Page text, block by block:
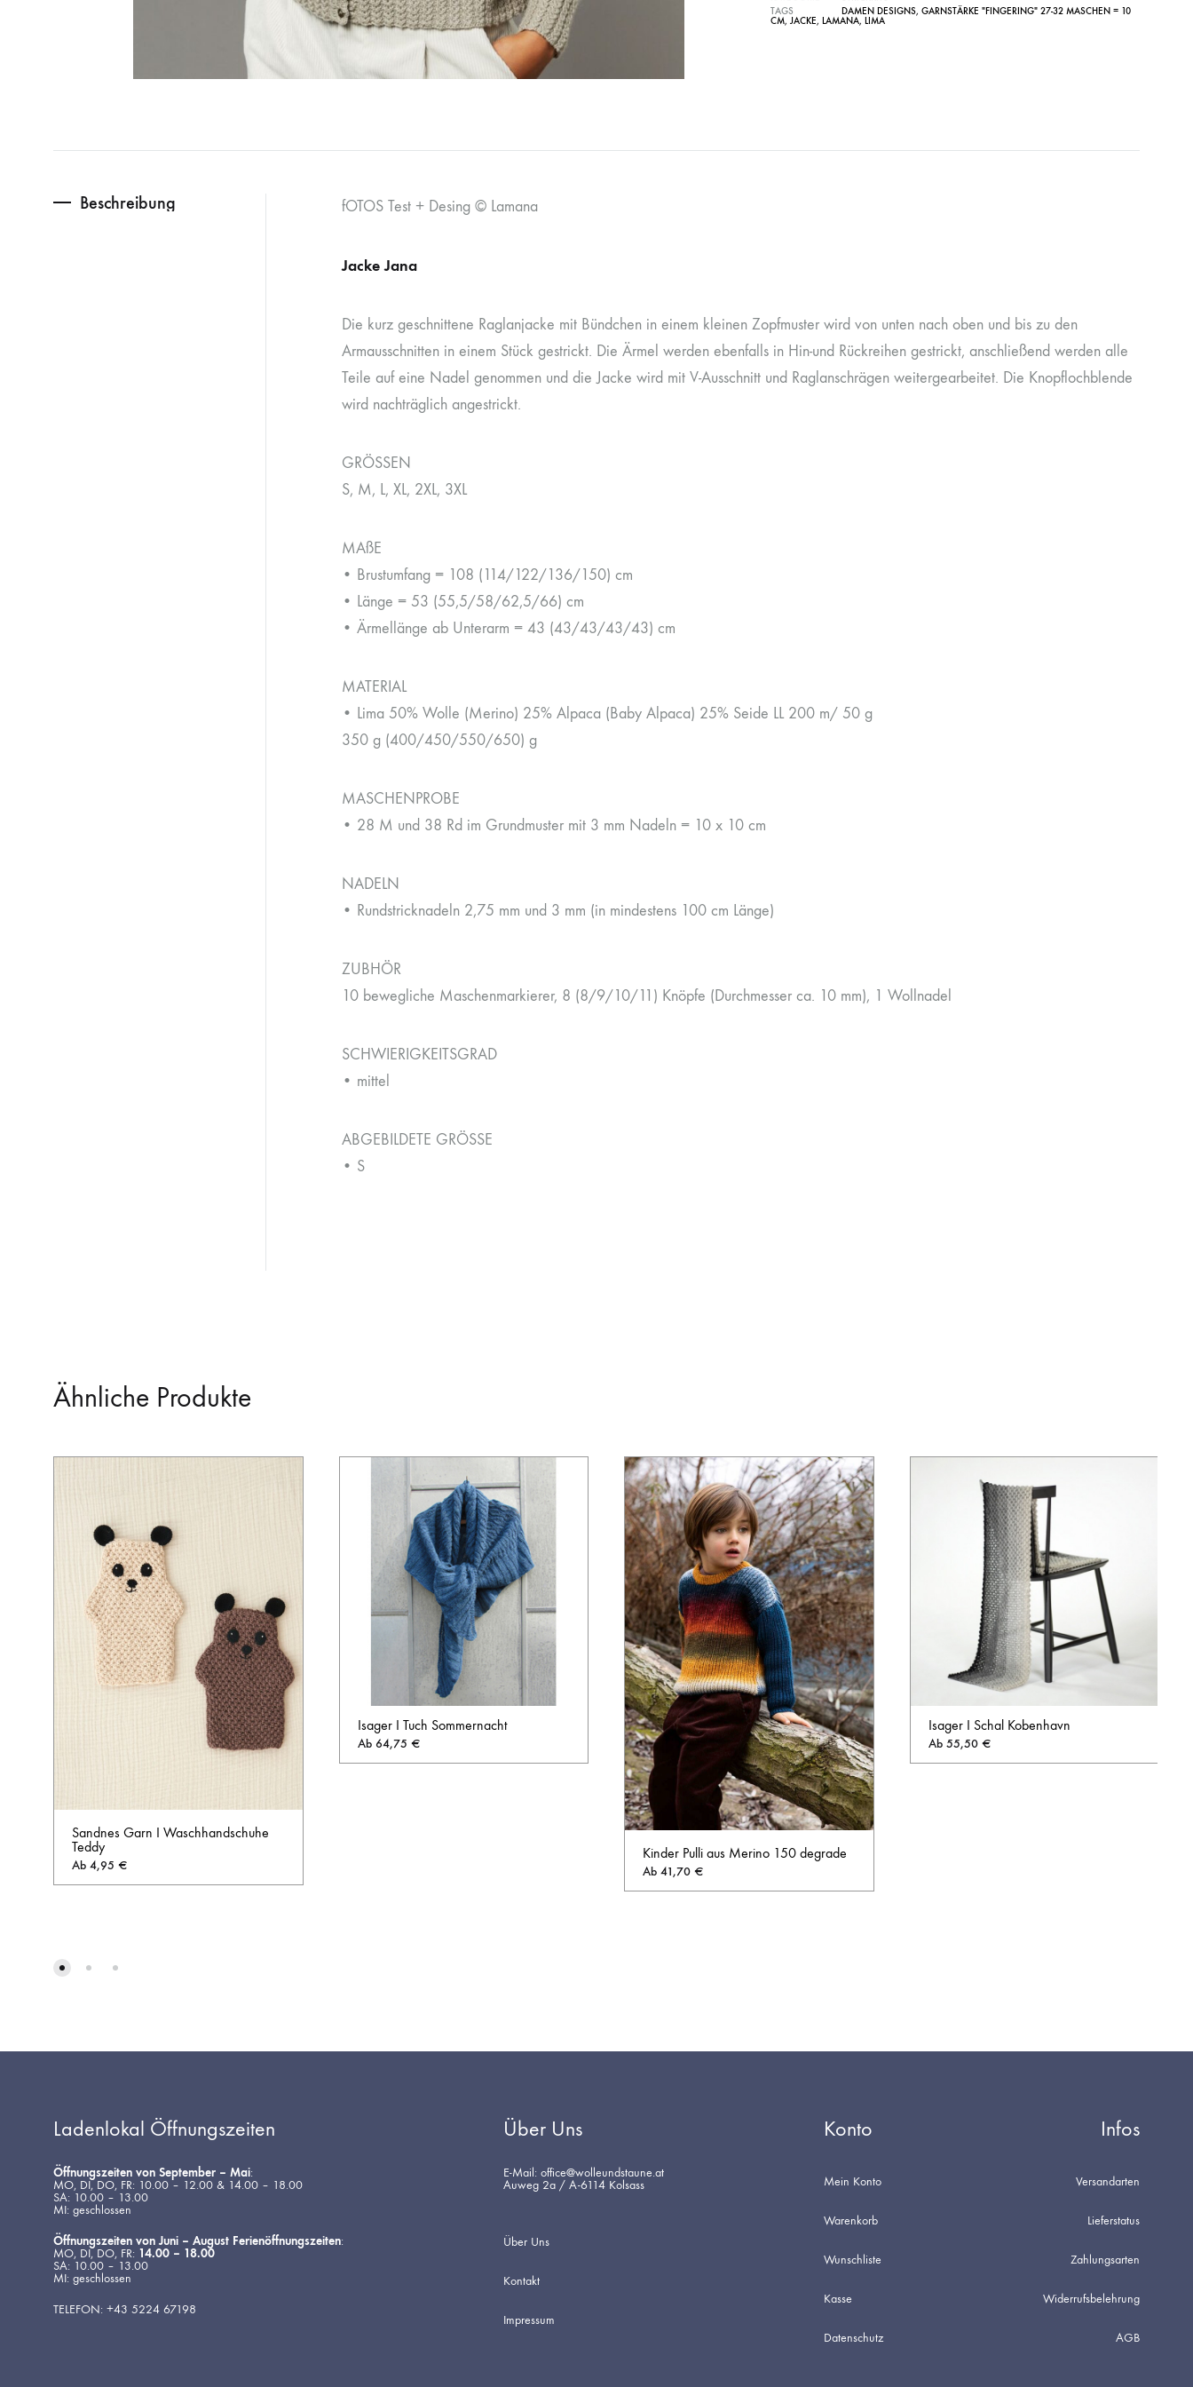
TAGS
DAMEN DESIGNS, GARNSTÄRKE "FINGERING" 27-32 MASCHEN = 10
CM, JACKE, LAMANA, LIMA
Beschreibung fOTOS Test + Desing © Lamana
Jacke Jana
Die kurz geschnittene Raglanjacke mit Bündchen in einem kleinen Zopfmuster wird von unten nach oben und bis zu den
Armausschnitten in einem Stück gestrickt. Die Ärmel werden ebenfalls in Hin-und Rückreihen gestrickt, anschließend werden alle
Teile auf eine Nadel genommen und die Jacke wird mit V-Ausschnitt und Raglanschrägen weitergearbeitet. Die Knopflochblende
wird nachträglich angestrickt.
GRÖSSEN
S, M, L, XL, 2XL, 3XL
MAßE
• Brustumfang = 108 (114/122/136/150) cm
• Länge = 53 (55,5/58/62,5/66) cm
• Ärmellänge ab Unterarm = 43 (43/43/43/43) cm
MATERIAL
• Lima 50% Wolle (Merino) 25% Alpaca (Baby Alpaca) 25% Seide LL 200 m/ 50 g
350 g (400/450/550/650) g
MASCHENPROBE
• 28 M und 38 Rd im Grundmuster mit 3 mm Nadeln = 10 x 10 cm
NADELN
• Rundstricknadeln 2,75 mm und 3 mm (in mindestens 100 cm Länge)
ZUBHÖR
10 bewegliche Maschenmarkierer, 8 (8/9/10/11) Knöpfe (Durchmesser ca. 10 mm), 1 Wollnadel
SCHWIERIGKEITSGRAD
• mittel
ABGEBILDETE GRÖSSE
• S
Ähnliche Produkte
Sandnes Garn I Waschhandschuhe
Teddy
Ab 4,95 €
Isager I Tuch Sommernacht
Ab 64,75 €
Kinder Pulli aus Merino 150 degrade
Ab41,70€
Isager I Schal Kobenhavn
Ab 55,50 €
Ladenlokal Öffnungszeiten
Öffnungszeiten von September – Mai:
MO, DI, DO, FR: 10.00 – 12.00 & 14.00 – 18.00
SA: 10.00 – 13.00
MI: geschlossen
Öffnungszeiten von Juni – August Ferienöffnungszeiten:
MO, DI, DO, FR: 14.00 – 18.00
SA: 10.00 – 13.00
MI: geschlossen
TELEFON: +43 5224 67198
Über Uns
E-Mail: office@wolleundstaune.at
Auweg 2a / A-6114 Kolsass
Über Uns
Kontakt
Impressum
Konto
Mein Konto
Warenkorb
Wunschliste
Kasse
Datenschutz
Infos
Versandarten
Lieferstatus
Zahlungsarten
Widerrufsbelehrung
AGB